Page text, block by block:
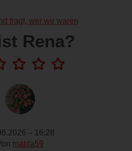
fragt, wer wir waren
Rena?
– 16:28
mabla59